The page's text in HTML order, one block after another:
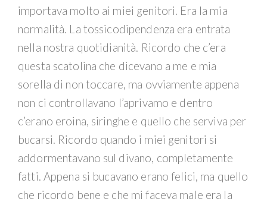
importava molto ai miei genitori. Era la mia
normalità. La tossicodipendenza era entrata
nella nostra quotidianità. Ricordo che c’era
questa scatolina che dicevano a me e mia
sorella di non toccare, ma ovviamente appena
non ci controllavano l’aprivamo e dentro
c’erano eroina, siringhe e quello che serviva per
bucarsi. Ricordo quando i miei genitori si
addormentavano sul divano, completamente
fatti. Appena si bucavano erano felici, ma quello
che ricordo bene e che mi faceva male era la